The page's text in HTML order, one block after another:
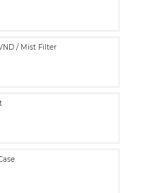
/ Mist Filter